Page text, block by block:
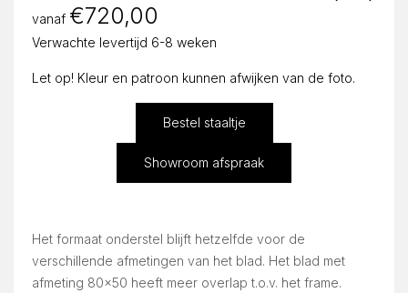
vanaf €720,00
Verwachte levertijd 6-8 weken
Let op! Kleur en patroon kunnen afwijken van de foto.
Bestel staaltje
Showroom afspraak
Het formaat onderstel blijft hetzelfde voor de
verschillende afmetingen van het blad. Het blad met
afmeting 80×50 heeft meer overlap t.o.v. het frame.